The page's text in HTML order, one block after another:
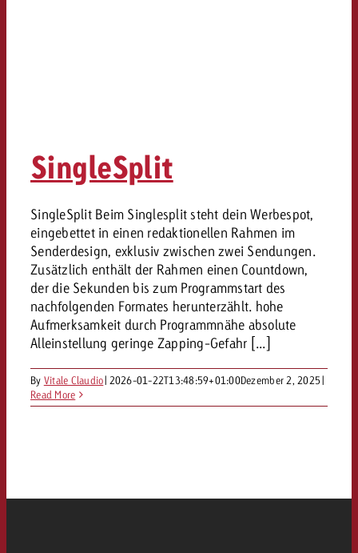
SingleSplit
SingleSplit Beim Singlesplit steht dein Werbespot,
eingebettet in einen redaktionellen Rahmen im
Senderdesign, exklusiv zwischen zwei Sendungen.
Zusätzlich enthält der Rahmen einen Countdown,
der die Sekunden bis zum Programmstart des
nachfolgenden Formates herunterzählt. hohe
Aufmerksamkeit durch Programmnähe absolute
Alleinstellung geringe Zapping-Gefahr [...]
By Vitale Claudio| 2026-01-22T13:48:59+01:00Dezember 2, 2025|
Read More